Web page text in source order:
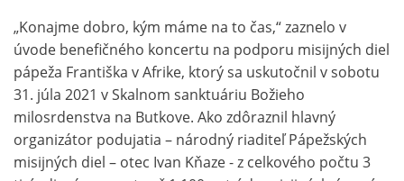
„Konajme dobro, kým máme na to čas,“ zaznelo v
úvode benefičného koncertu na podporu misijných diel
pápeža Františka v Afrike, ktorý sa uskutočnil v sobotu
31. júla 2021 v Skalnom sanktuáriu Božieho
milosrdenstva na Butkove. Ako zdôraznil hlavný
organizátor podujatia – národný riaditeľ Pápežských
misijných diel – otec Ivan Kňaze - z celkového počtu 3